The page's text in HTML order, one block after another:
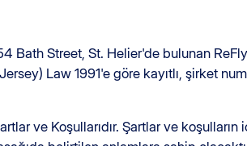
Bath Street, St. Helier'de bulunan
Law 1991'e göre kayıtlı, şirket
ve Koşullarıdır. Şartlar ve